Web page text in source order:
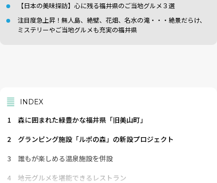
【日本の美味探訪】心に残る福井県のご当地グルメ３選
注目度急上昇！無人島、絶壁、花畑、名水の滝・・・絶景だらけ、
ミステリーやご当地グルメも充実の福井県
INDEX
1
森に囲まれた緑豊かな福井県「旧美山町」
2
グランピング施設「ルポの森」の新設プロジェクト
3
誰もが楽しめる温泉施設を併設
4
地元グルメを堪能できるレストラン